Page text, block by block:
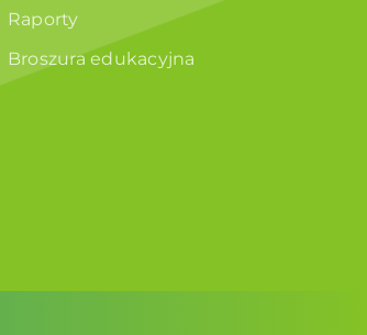
Raporty
Broszura edukacyjna